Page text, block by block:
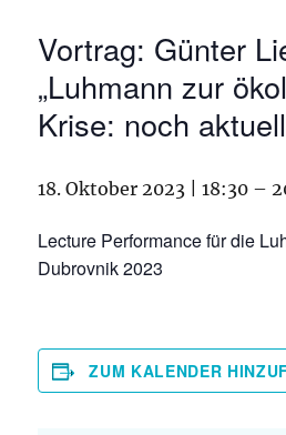
Vortrag: Günter
„Luhmann zur
Krise: noch
18. Oktober 2023 | 18:30 –
Lecture Performance für die
Dubrovnik 2023
ZUM KALENDER